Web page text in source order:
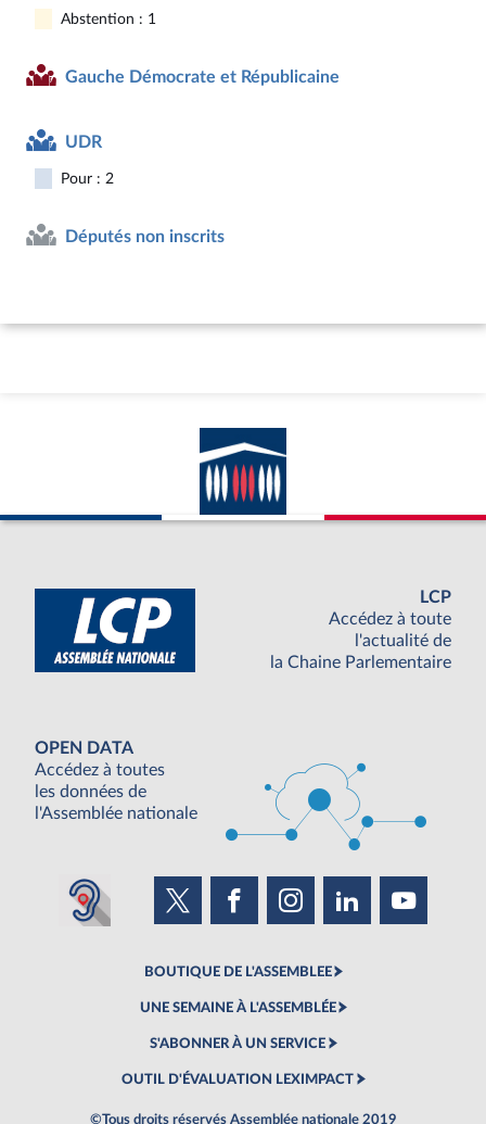
Abstention : 1
Gauche Démocrate et Républicaine
UDR
Pour : 2
Députés non inscrits
LCP
Accédez à toute
l'actualité de
la Chaine Parlementaire
OPEN DATA
Accédez à toutes
les données de
l'Assemblée nationale
BOUTIQUE DE L'ASSEMBLEE
UNE SEMAINE À L'ASSEMBLÉE
S'ABONNER À UN SERVICE
OUTIL D'ÉVALUATION LEXIMPACT
©Tous droits réservés Assemblée nationale 2019